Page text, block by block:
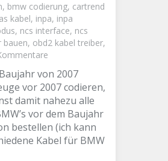
, bmw codierung, cartrend
kabel, inpa, inpa
, ncs interface, ncs
bauen, obd2 kabel treiber,
von 2007
vor 2007 codieren,
damit nahezu alle
vor dem Baujahr
bestellen (ich kann
Kabel für BMW